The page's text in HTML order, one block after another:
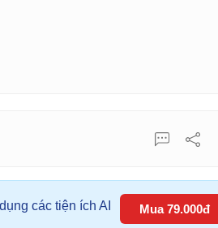
các tiện ích AI Mua 79.000đ